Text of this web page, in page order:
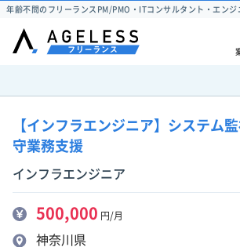
年齢不問のフリーランスPM/PMO・ITコンサルタント・エンジ
【インフラエンジニア】システム
守業務支援
インフラエンジニア
500,000 円/月
神奈川県